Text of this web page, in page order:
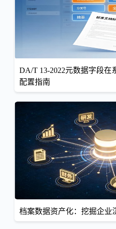
DA/T 13-2022元数据字段在
配置指南
档案数据资产化：挖掘企业